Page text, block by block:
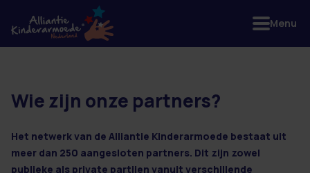
12 resultaten
Wie zijn onze partners?
Het netwerk van de Alliantie Kinderarmoede bestaat uit
meer dan 250 aangesloten partners. Dit zijn zowel
publieke als private partijen vanuit verschillende
Menu